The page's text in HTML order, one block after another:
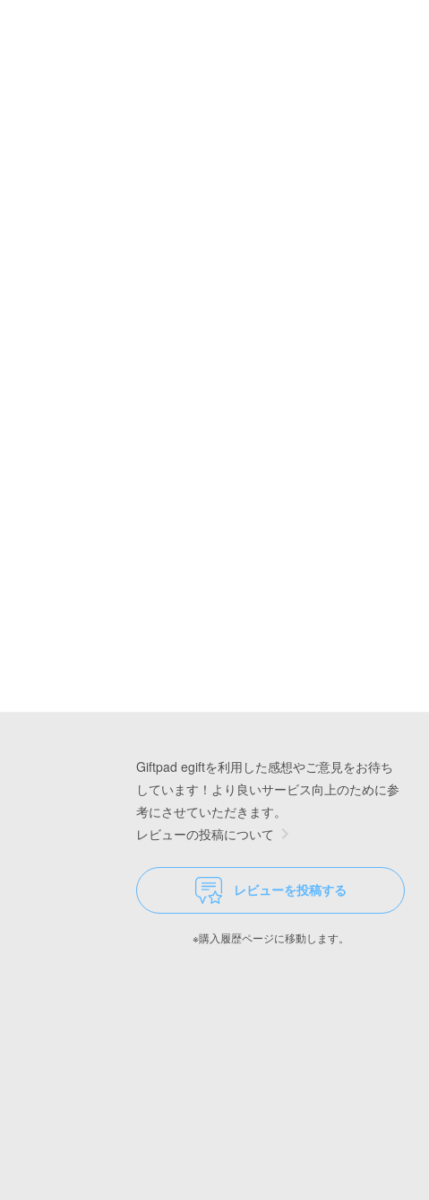
Giftpad egiftを利用した感想やご意見をお待ち
しています！より良いサービス向上のために参
考にさせていただきます。
レビューの投稿について
レビューを投稿する
※購入履歴ページに移動します。